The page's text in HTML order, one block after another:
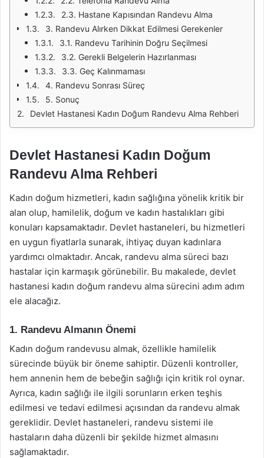
2.3. Hastane Kapısından Randevu Alma
3. Randevu Alırken Dikkat Edilmesi Gerekenler
3.1. Randevu Tarihinin Doğru Seçilmesi
3.2. Gerekli Belgelerin Hazırlanması
3.3. Geç Kalınmaması
4. Randevu Sonrası Süreç
5. Sonuç
Devlet Hastanesi Kadın Doğum Randevu Alma Rehberi
Devlet Hastanesi Kadın Doğum
Randevu Alma Rehberi
Kadın doğum hizmetleri, kadın sağlığına yönelik kritik bir
alan olup, hamilelik, doğum ve kadın hastalıkları gibi
konuları kapsamaktadır. Devlet hastaneleri, bu hizmetleri
en uygun fiyatlarla sunarak, ihtiyaç duyan kadınlara
yardımcı olmaktadır. Ancak, randevu alma süreci bazı
hastalar için karmaşık görünebilir. Bu makalede, devlet
hastanesi kadın doğum randevu alma sürecini adım adım
ele alacağız.
1. Randevu Almanın Önemi
Kadın doğum randevusu almak, özellikle hamilelik
sürecinde büyük bir öneme sahiptir. Düzenli kontroller,
hem annenin hem de bebeğin sağlığı için kritik rol oynar.
Ayrıca, kadın sağlığı ile ilgili sorunların erken teşhis
edilmesi ve tedavi edilmesi açısından da randevu almak
gereklidir. Devlet hastaneleri, randevu sistemi ile
hastaların daha düzenli bir şekilde hizmet almasını
sağlamaktadır.